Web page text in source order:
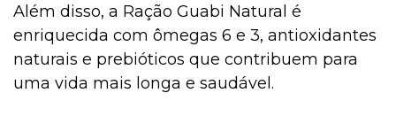
Além disso, a Ração Guabi Natural é
enriquecida com ômegas 6 e 3, antioxidantes
naturais e prebióticos que contribuem para
uma vida mais longa e saudável.